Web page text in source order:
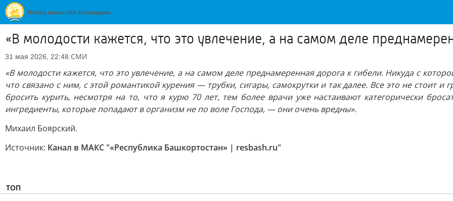
«В молодости кажется, что это увлечение, а на самом деле
31 мая 2026, 22:48 СМИ
«В молодости кажется, что это увлечение, а на самом деле преднамеренная дорога к гибели. Никуда с
что связано с ним, с этой романтикой курения — трубки, сигары, самокрутки и так далее. Все это не стоит
бросить курить, несмотря на то, что я курю 70 лет, тем более врачи уже настаивают категорически
ингредиенты, которые попадают в организм не по воле Господа, — они очень вредны».
Михаил Боярский.
Источник: Канал в МАКС "«Республика Башкортостан» | resbash.ru"
ТОП